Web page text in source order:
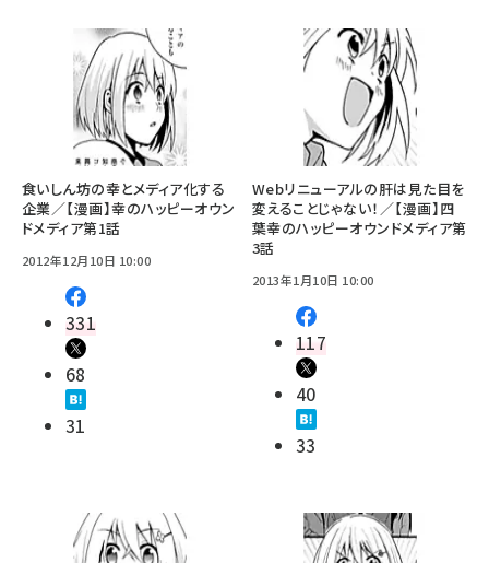
食いしん坊の幸とメディア化する
企業／【漫画】幸のハッピーオウン
ドメディア第1話
2012年12月10日 10:00
331
68
31
Webリニューアルの肝は見た目を
変えることじゃない！／【漫画】四
葉幸のハッピーオウンドメディア第
3話
2013年1月10日 10:00
117
40
33